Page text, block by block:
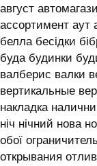
август
ассортимент аут
белла бесідки
буда будинки
валберис валки
вертикальные
накладка
ніч нічний нова
обої
открывания